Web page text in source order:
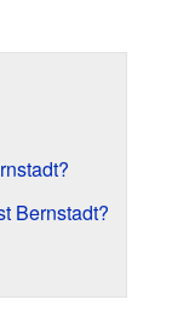
Bernstadt?